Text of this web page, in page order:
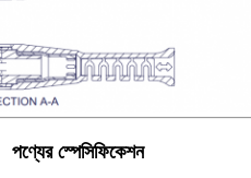
পণ্যের স্পেসিফিকেশন